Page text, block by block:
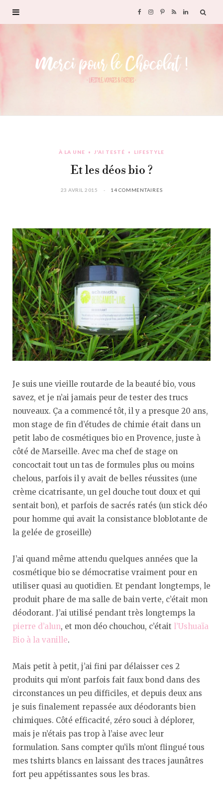
F
c
o
I P
n
R
S
L
À LA UNE J'AI TESTÉ LIFESTYLE
Et les déos bio ?
23 AVRIL 2015 14 COMMENTAIRES
Je suis une vieille routarde de la beauté bio, vous
savez, et je n’ai jamais peur de tester des trucs
nouveaux. Ça a commencé tôt, il y a presque 20 ans,
mon stage de fin d’études de chimie était dans un
petit labo de cosmétiques bio en Provence, juste à
côté de Marseille. Avec ma chef de stage on
concoctait tout un tas de formules plus ou moins
chelous, parfois il y avait de belles réussites (une
crème cicatrisante, un gel douche tout doux et qui
sentait bon), et parfois de sacrés ratés (un stick déo
pour homme qui avait la consistance bloblotante de
la gelée de groseille)
J’ai quand même attendu quelques années que la
cosmétique bio se démocratise vraiment pour en
utiliser quasi au quotidien. Et pendant longtemps, le
produit phare de ma salle de bain verte, c’était mon
déodorant. J’ai utilisé pendant très longtemps la
pierre d’alun, et mon déo chouchou, c’était l’Ushuaïa
Bio à la vanille.
Mais petit à petit, j’ai fini par délaisser ces 2
produits qui m’ont parfois fait faux bond dans des
circonstances un peu difficiles, et depuis deux ans
je suis finalement repassée aux déodorants bien
chimiques. Côté efficacité, zéro souci à déplorer,
mais je n’étais pas trop à l’aise avec leur
formulation. Sans compter qu’ils m’ont flingué tous
mes tshirts blancs en laissant des traces jaunâtres
fort peu appétissantes sous les bras.